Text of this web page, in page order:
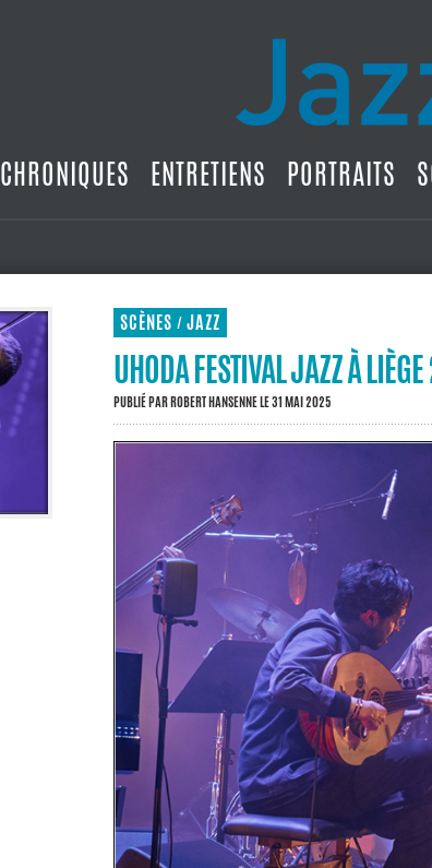
CHRONIQUES ENTRETIENS PORTRAITS
SCÈNES / JAZZ
UHODA FESTIVAL JAZZ À
PUBLIÉ PARROBERT HANSENNELE 31 MAI 2025